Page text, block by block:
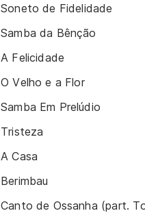
Soneto de Fidelidade
Samba da Bênção
A Felicidade
O Velho e a Flor
Samba Em Prelúdio
Tristeza
A Casa
Berimbau
Canto de Ossanha (part.